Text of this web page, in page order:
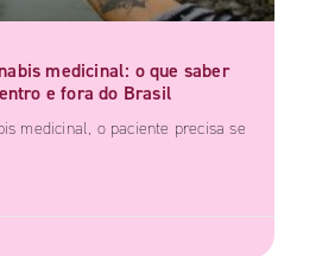
medicinal: o que saber
e fora do Brasil
medicinal, o paciente precisa se